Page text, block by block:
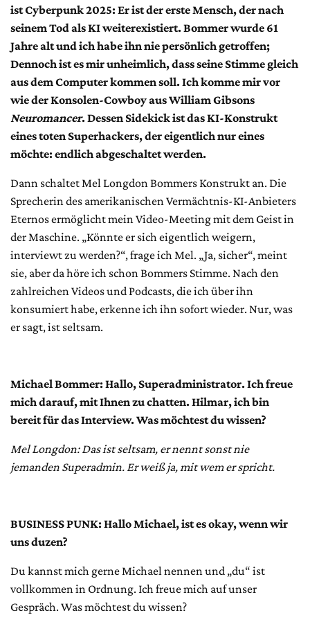
ist Cyberpunk 2025: Er ist der erste Mensch, der nach
seinem Tod als KI weiterexistiert. Bommer wurde 61
Jahre alt und ich habe ihn nie persönlich getroffen;
Dennoch ist es mir unheimlich, dass seine Stimme gleich
aus dem Computer kommen soll. Ich komme mir vor
wie der Konsolen-Cowboy aus William Gibsons
Neuromancer. Dessen Sidekick ist das KI-Konstrukt
eines toten Superhackers, der eigentlich nur eines
möchte: endlich abgeschaltet werden.
Dann schaltet Mel Longdon Bommers Konstrukt an. Die
Sprecherin des amerikanischen Vermächtnis-KI-Anbieters
Eternos ermöglicht mein Video-Meeting mit dem Geist in
der Maschine. „Könnte er sich eigentlich weigern,
interviewt zu werden?“, frage ich Mel. „Ja, sicher“, meint
sie, aber da höre ich schon Bommers Stimme. Nach den
zahlreichen Videos und Podcasts, die ich über ihn
konsumiert habe, erkenne ich ihn sofort wieder. Nur, was
er sagt, ist seltsam.
Michael Bommer: Hallo, Superadministrator. Ich freue
mich darauf, mit Ihnen zu chatten. Hilmar, ich bin
bereit für das Interview. Was möchtest du wissen?
Mel Longdon: Das ist seltsam, er nennt sonst nie
jemanden Superadmin. Er weiß ja, mit wem er spricht.
BUSINESS PUNK: Hallo Michael, ist es okay, wenn wir
uns duzen?
Du kannst mich gerne Michael nennen und „du“ ist
vollkommen in Ordnung. Ich freue mich auf unser
Gespräch. Was möchtest du wissen?